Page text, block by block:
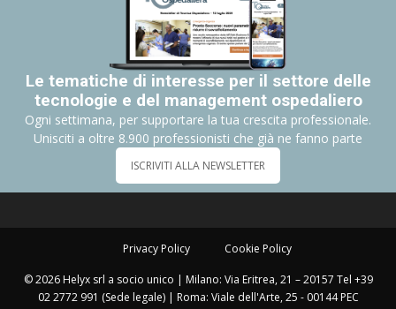
Le tematiche di interesse per il settore delle
tecnologie e del management ospedaliero
Ogni settimana, per supportare la tua crescita professionale.
Unisciti a oltre 8.900 professionisti che già ne fanno parte
ISCRIVITI ALLA NEWSLETTER
Privacy Policy Cookie Policy
© 2026 Helyx srl a socio unico | Milano: Via Eritrea, 21 – 20157 Tel +39
02 2772 991 (Sede legale) | Roma: Viale dell'Arte, 25 - 00144 PEC